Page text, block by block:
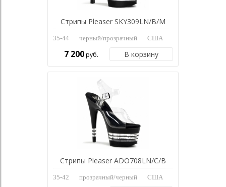
Стрипы Pleaser SKY309LN/B/M
35-44 черный/прозрачный США
7 200руб. В корзину
Стрипы Pleaser ADO708LN/C/B
35-42 прозрачный/черный США